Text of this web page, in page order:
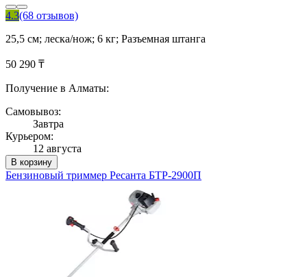
4.3(68 отзывов)
25,5 см; леска/нож; 6 кг; Разъемная штанга
50 290 ₸
Получение в Алматы:
Самовывоз:
Завтра
Курьером:
12 августа
В корзину
Бензиновый триммер Ресанта БТР-2900П